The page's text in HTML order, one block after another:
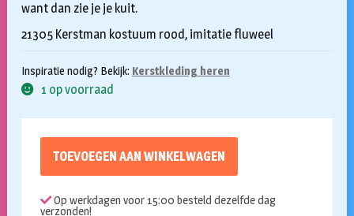
want dan zie je je kuit.
21305 Kerstman kostuum rood, imitatie fluweel
Inspiratie nodig? Bekijk: Kerstkleding heren
1 op voorraad
TOEVOEGEN AAN WINKELWAGEN
Op werkdagen voor 15:00 besteld dezelfde dag
verzonden!